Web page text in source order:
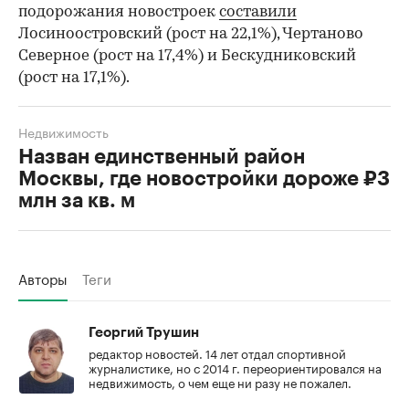
подорожания новостроек составили
Лосиноостровский (рост на 22,1%), Чертаново
Северное (рост на 17,4%) и Бескудниковский
(рост на 17,1%).
Назван единственный район
Москвы, где новостройки дороже ₽3
млн за кв. м
Недвижимость
Авторы Теги
Георгий Трушин
редактор новостей. 14 лет отдал спортивной
журналистике, но с 2014 г. переориентировался на
недвижимость, о чем еще ни разу не пожалел.